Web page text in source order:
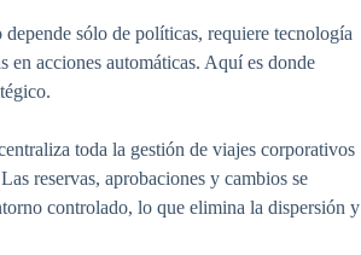
sólo de políticas, requiere tecnología
en acciones automáticas. Aquí es donde
toda la gestión de viajes corporativos
reservas, aprobaciones y cambios se
controlado, lo que elimina la dispersión y